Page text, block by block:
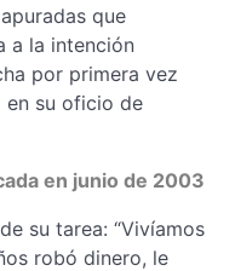
que
a la intención
por primera vez
en su oficio de
en junio de 2003
su tarea: “Vivíamos
robó dinero, le